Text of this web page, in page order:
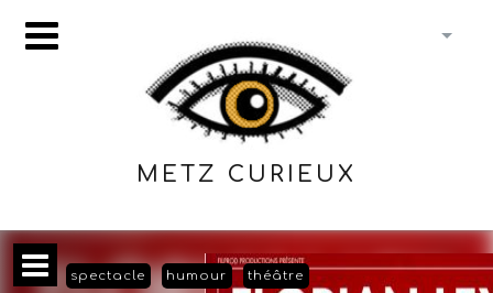
METZ CURIEUX
spectacle humour théâtre